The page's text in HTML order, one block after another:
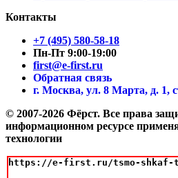
Контакты
+7 (495) 580-58-18
Пн-Пт 9:00-19:00
first@e-first.ru
Обратная связь
г. Москва, ул. 8 Марта, д. 1,
© 2007-2026 Фёрст. Все права
информационном ресурсе
технологии
https://e-first.ru/tsmo-shkaf-